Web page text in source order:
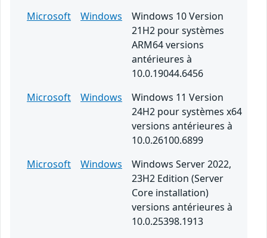
Microsoft
Windows
Windows 10 Version
21H2 pour systèmes
ARM64 versions
antérieures à
10.0.19044.6456
Microsoft
Windows
Windows 11 Version
24H2 pour systèmes x64
versions antérieures à
10.0.26100.6899
Microsoft
Windows
Windows Server 2022,
23H2 Edition (Server
Core installation)
versions antérieures à
10.0.25398.1913